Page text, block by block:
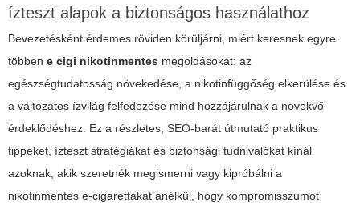
ízteszt alapok a biztonságos használathoz
Bevezetésként érdemes röviden körüljárni, miért keresnek egyre
többen e cigi nikotinmentes megoldásokat: az
egészségtudatosság növekedése, a nikotinfüggőség elkerülése és
a változatos ízvilág felfedezése mind hozzájárulnak a növekvő
érdeklődéshez. Ez a részletes, SEO-barát útmutató praktikus
tippeket, ízteszt stratégiákat és biztonsági tudnivalókat kínál
azoknak, akik szeretnék megismerni vagy kipróbálni a
nikotinmentes e-cigarettákat anélkül, hogy kompromisszumot